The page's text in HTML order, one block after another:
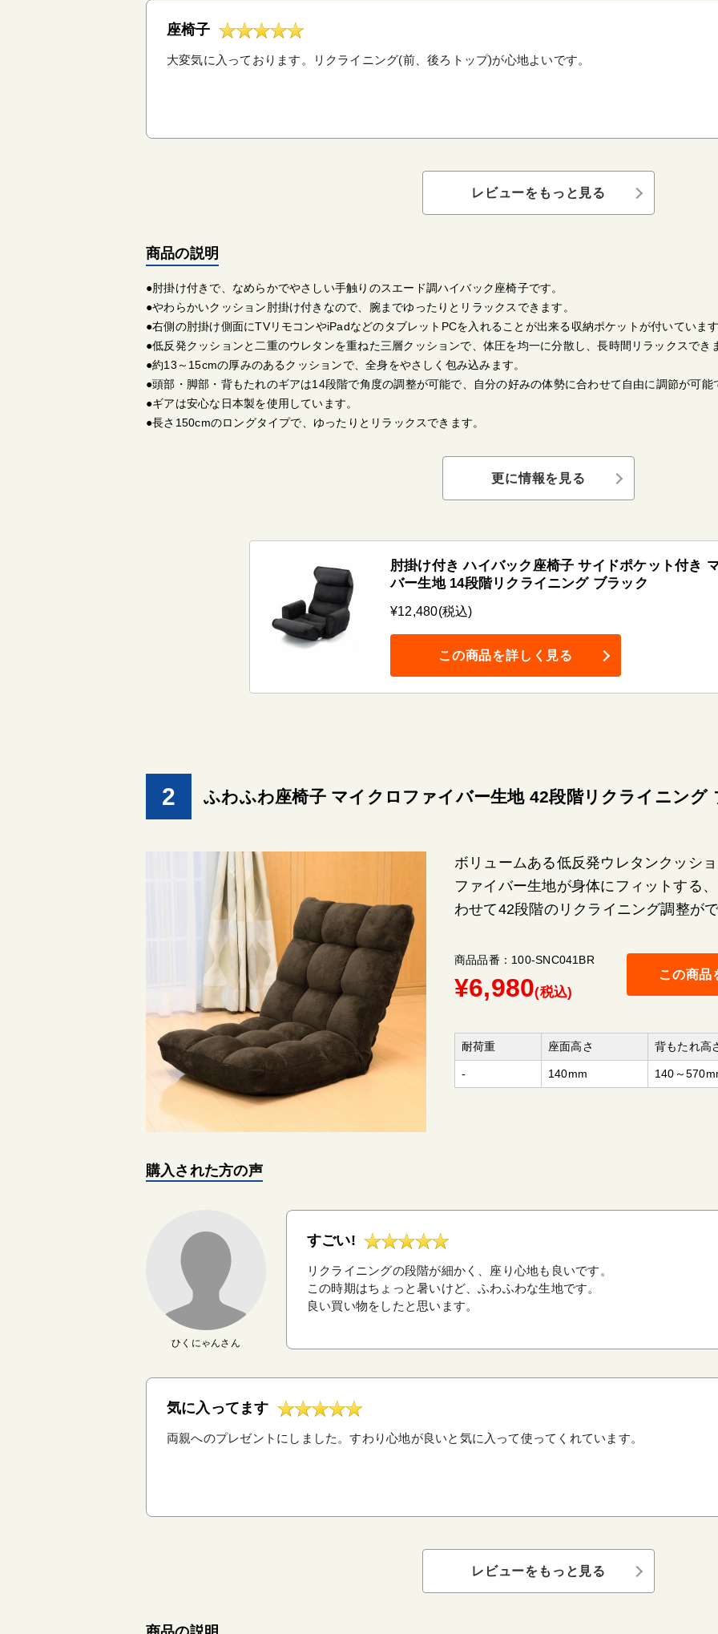
座椅子
大変気に入っております。リクライニング(前、後ろトップ)が心地よいです。
レビューをもっと見る
商品の説明
●肘掛け付きで、なめらかでやさしい手触りのスエード調ハイバック座椅子です。
●やわらかいクッション肘掛け付きなので、腕までゆったりとリラックスできます。
●右側の肘掛け側面にTVリモコンやiPadなどのタブレットPCを入れることが出来る収納ポケットが付いています
●低反発クッションと二重のウレタンを重ねた三層クッションで、体圧を均一に分散し、長時間リラックスでき
●約13～15cmの厚みのあるクッションで、全身をやさしく包み込みます。
●頭部・脚部・背もたれのギアは14段階で角度の調整が可能で、自分の好みの体勢に合わせて自由に調節が可能
●ギアは安心な日本製を使用しています。
●長さ150cmのロングタイプで、ゆったりとリラックスできます。
更に情報を見る
肘掛け付き ハイバック座椅子 サイドポケット付き
バー生地 14段階リクライニング ブラック
¥12,480(税込)
この商品を詳しく見る
2 ふわふわ座椅子 マイクロファイバー生地 42段階リクライニング
ボリュームある低反発ウレタンクッシ
ファイバー生地が身体にフィットする
わせて42段階のリクライニング調整がで
商品品番：100-SNC041BR
¥6,980(税込)
この商品
耐荷重 座面高さ 背もたれ高
- 140mm 140～
購入された方の声
ひくにゃんさん
すごい!
リクライニングの段階が細かく、座り心地も良いです。
この時期はちょっと暑いけど、ふわふわな生地です。
良い買い物をしたと思います。
気に入ってます
両親へのプレゼントにしました。すわり心地が良いと気に入って使ってくれています。
レビューをもっと見る